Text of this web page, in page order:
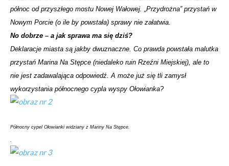
północ od przyszłego mostu Nowej Wałowej. „Przydrożna” przystań w
Nowym Porcie (o ile by powstała) sprawy nie załatwia.
No dobrze – a jak sprawa ma się dziś?
Deklaracje miasta są jakby dwuznaczne. Co prawda powstała malutka
przystań Marina Na Stępce (niedaleko ruin Rzeźni Miejskiej), ale to
nie jest zadawalająca odpowiedź. A może już się tli zamysł
wykorzystania północnego cypla wyspy Ołowianka?
Północny cypel Ołowianki widziany z Mariny Na Stępce.
.